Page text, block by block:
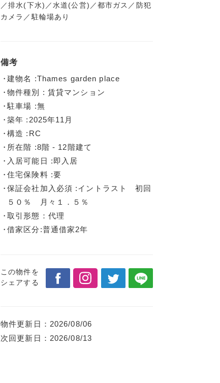
／排水(下水)／水道(公営)／都市ガス／防犯
カメラ／駐輪場あり
備考
建物名 :Thames garden place
物件種別 : 賃貸マンション
駐車場 :無
築年 :2025年11月
構造 :RC
所在階 :8階 - 12階建て
入居可能日 :即入居
住宅保険料 :要
保証会社加入必須 :イントラスト 初回
５０％ 月々１．５％
取引形態：代理
借家区分:普通借家2年
この物件を
シェアする
物件更新日： 2026/08/06
次回更新日： 2026/08/13